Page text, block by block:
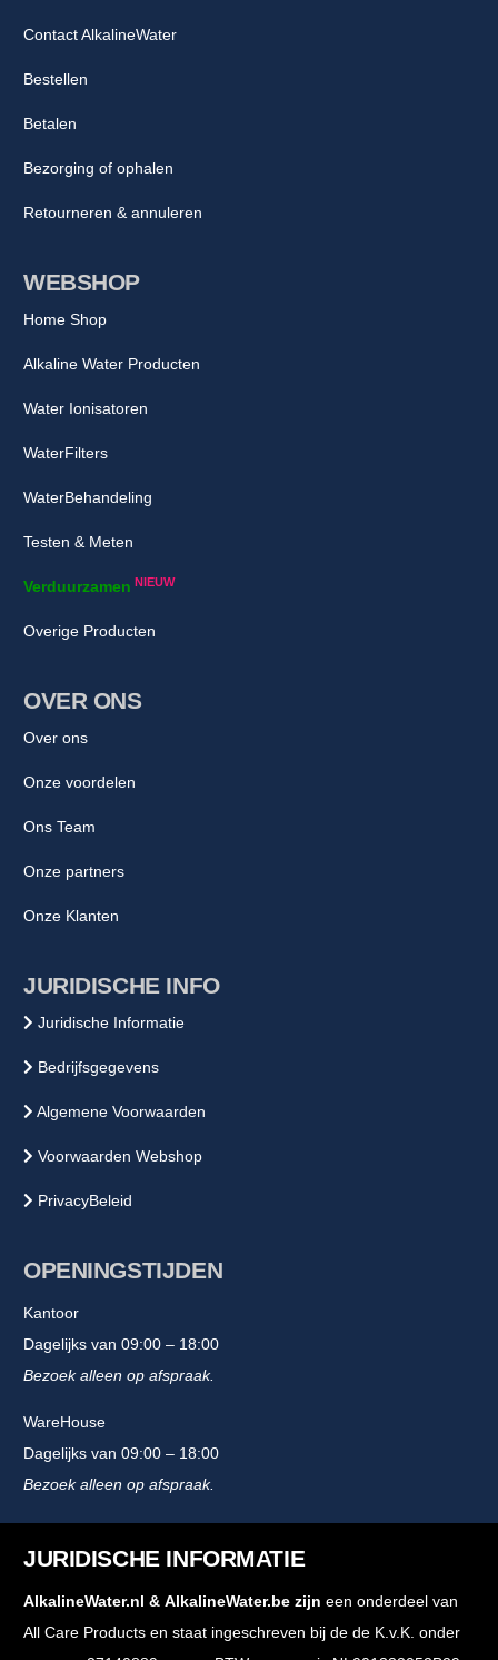
WEBSHOP
Home Shop
Alkaline Water Producten
Water Ionisatoren
WaterFilters
WaterBehandeling
Testen & Meten
Verduurzamen NIEUW
Overige Producten
OVER ONS
Over ons
Onze voordelen
Ons Team
Onze partners
Onze Klanten
JURIDISCHE INFO
Juridische Informatie
Bedrijfsgegevens
Algemene Voorwaarden
Voorwaarden Webshop
PrivacyBeleid
OPENINGSTIJDEN
Kantoor
Dagelijks van 09:00 – 18:00
Bezoek alleen op afspraak.
WareHouse
Dagelijks van 09:00 – 18:00
Bezoek alleen op afspraak.
Contact AlkalineWater
Bestellen
Betalen
Bezorging of ophalen
Retourneren & annuleren
JURIDISCHE INFORMATIE
AlkalineWater.nl & AlkalineWater.be zijn een onderdeel van
All Care Products en staat ingeschreven bij de de K.v.K. onder